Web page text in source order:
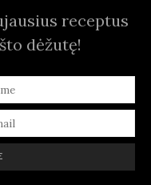
receptus
dėžutę!